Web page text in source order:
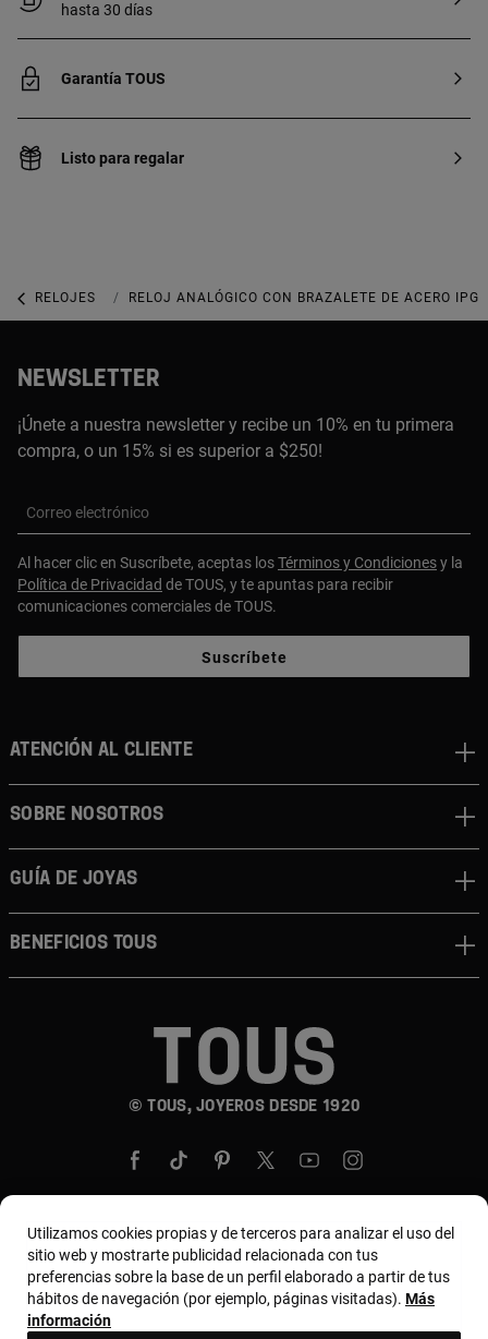
hasta 30 días
Garantía TOUS
Listo para regalar
RELOJES RELOJES ANALÓGICOS
RELOJ ANALÓGICO CON BRAZALETE DE ACERO IPG
NEWSLETTER
¡Únete a nuestra newsletter y recibe un 10% en tu primera
compra, o un 15% si es superior a $250!
Correo electrónico
Al hacer clic en Suscríbete, aceptas losTérminos y Condicionesy la
Política de Privacidad de TOUS, y te apuntas para recibir
comunicaciones comerciales de TOUS.
Suscríbete
© TOUS, JOYEROS DESDE 1920
ATENCIÓN AL CLIENTE
SOBRE NOSOTROS
GUÍA DE JOYAS
BENEFICIOS TOUS
País y moneda:United States Of America / US
Dollar
Utilizamos cookies propias y de terceros para analizar el uso del
sitio web y mostrarte publicidad relacionada con tus
preferencias sobre la base de un perfil elaborado a partir de tus
hábitos de navegación (por ejemplo, páginas visitadas). Más
información